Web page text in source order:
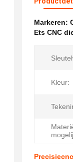
Markeren:
Ets CNC
Kleur: